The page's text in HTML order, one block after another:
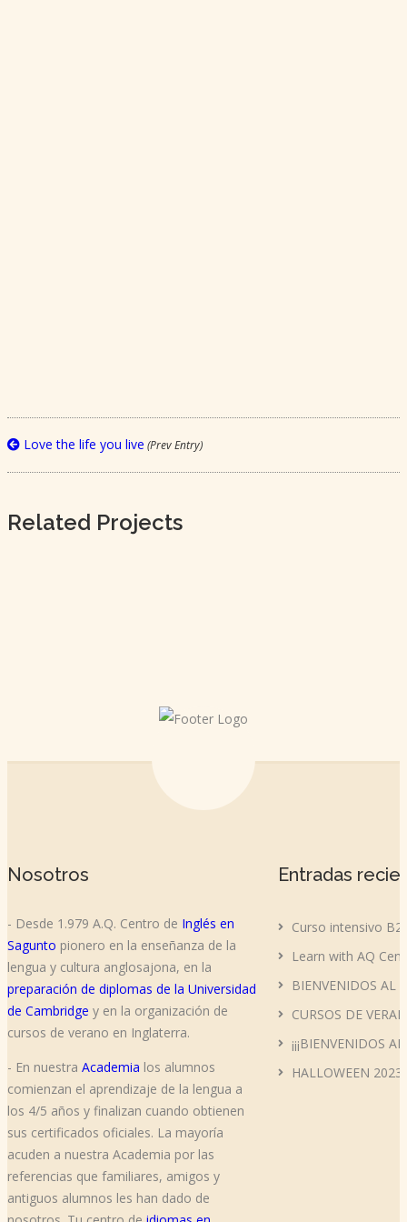
Love the life you live (Prev Entry)
Related Projects
Nosotros
- Desde 1.979 A.Q. Centro de Inglés en
Sagunto pionero en la enseñanza de la
lengua y cultura anglosajona, en la
preparación de diplomas de la Universidad
de Cambridge y en la organización de
cursos de verano en Inglaterra.
- En nuestra Academia los alumnos
comienzan el aprendizaje de la lengua a
los 4/5 años y finalizan cuando obtienen
sus certificados oficiales. La mayoría
acuden a nuestra Academia por las
referencias que familiares, amigos y
antiguos alumnos les han dado de
Entradas
Curso intensivo B2
Learn with AQ
BIENVENIDOS AL
CURSOS DE
¡¡¡BIENVENIDOS
HALLOWEEN 2023